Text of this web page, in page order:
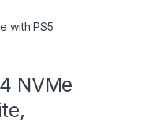
with PS5
NVMe